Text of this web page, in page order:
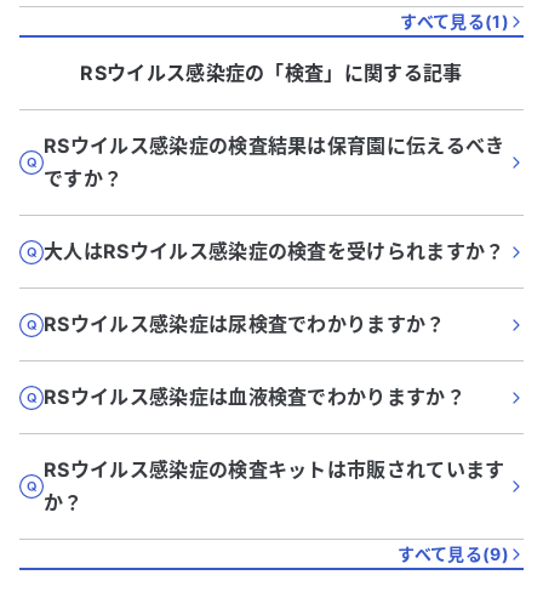
すべて見る(1)
RSウイルス感染症の「検査」に関する記事
RSウイルス感染症の検査結果は保育園に伝えるべき
ですか？
大人はRSウイルス感染症の検査を受けられますか？
RSウイルス感染症は尿検査でわかりますか？
RSウイルス感染症は血液検査でわかりますか？
RSウイルス感染症の検査キットは市販されています
か？
すべて見る(9)